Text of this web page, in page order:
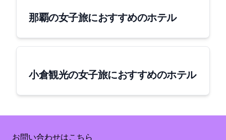
那覇の女子旅におすすめのホテル
小倉観光の女子旅におすすめのホテル
お問い合わせはこちら